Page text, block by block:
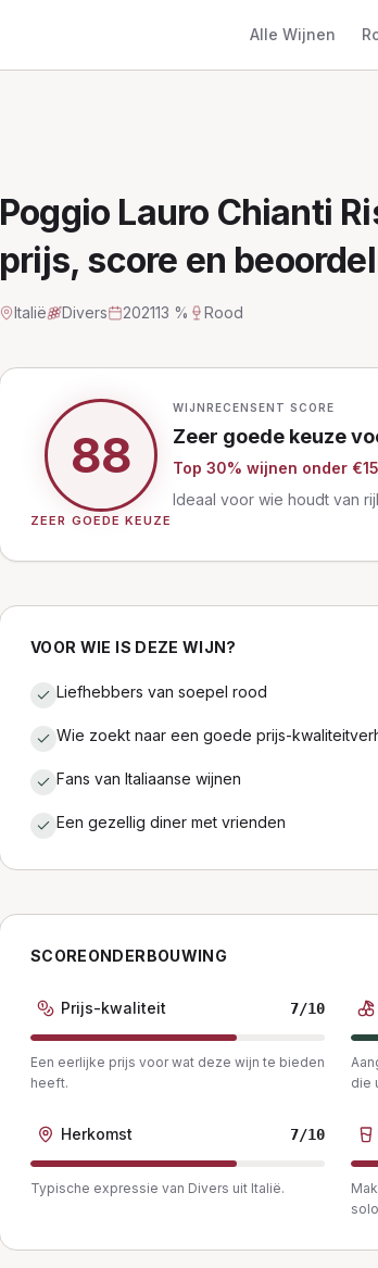
Alle Wijnen
Poggio Lauro Chianti
prijs, score en
Italië Divers 202113 % Rood
88
ZEER GOEDE KEUZE
WIJNRECENSENT SCORE
Zeer goede keuze
Top 30% wijnen onder €15
Ideaal voor wie houdt van
VOOR WIE IS DEZE WIJN?
Liefhebbers van soepel rood
Wie zoekt naar een goede prijs-
Fans van Italiaanse wijnen
Een gezellig diner met vrienden
SCOREONDERBOUWING
Prijs-kwaliteit 7/10
Een eerlijke prijs voor wat deze wijn te bieden
heeft.
die
Herkomst 7/10
Typische expressie van Divers uit Italië.